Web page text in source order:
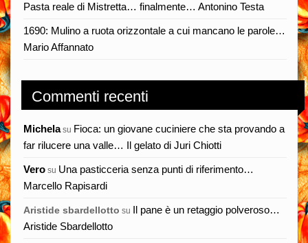
Pasta reale di Mistretta… finalmente… Antonino Testa
1690: Mulino a ruota orizzontale a cui mancano le parole…
Mario Affannato
Commenti recenti
Michelasu Fioca: un giovane cuciniere che sta provando a
far rilucere una valle… Il gelato di Juri Chiotti
Vero su Una pasticceria senza punti di riferimento…
Marcello Rapisardi
Aristide sbardellotto su Il pane è un retaggio polveroso…
Aristide Sbardellotto